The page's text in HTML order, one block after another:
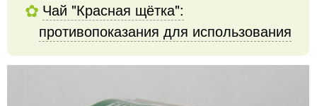
Чай "Красная щётка":
противопоказания для использования